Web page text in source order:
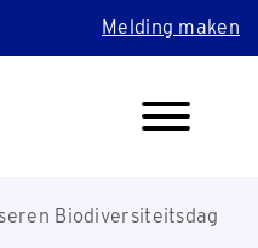
Melding maken
Biodiversiteitsdag